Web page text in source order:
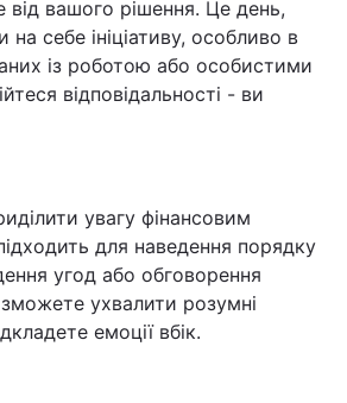
від вашого рішення. Це день,
на себе ініціативу, особливо в
із роботою або особистими
відповідальності - ви
увагу фінансовим
для наведення порядку
угод або обговорення
ухвалити розумні
емоції вбік.